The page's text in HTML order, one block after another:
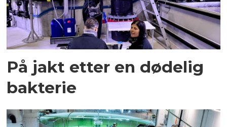
På jakt etter en dødelig
bakterie